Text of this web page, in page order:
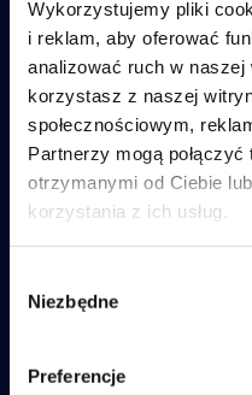
Wykorzystujemy pliki
i reklam, aby oferować
analizować ruch w
korzystasz z naszej
społecznościowym,
Partnerzy mogą
otrzymanymi od Ciebie
korzystania z ich usług.
zgody
Niezbędne
Preferencje
Skontaktuj się z
pomogą Ci
na
Spotkanie